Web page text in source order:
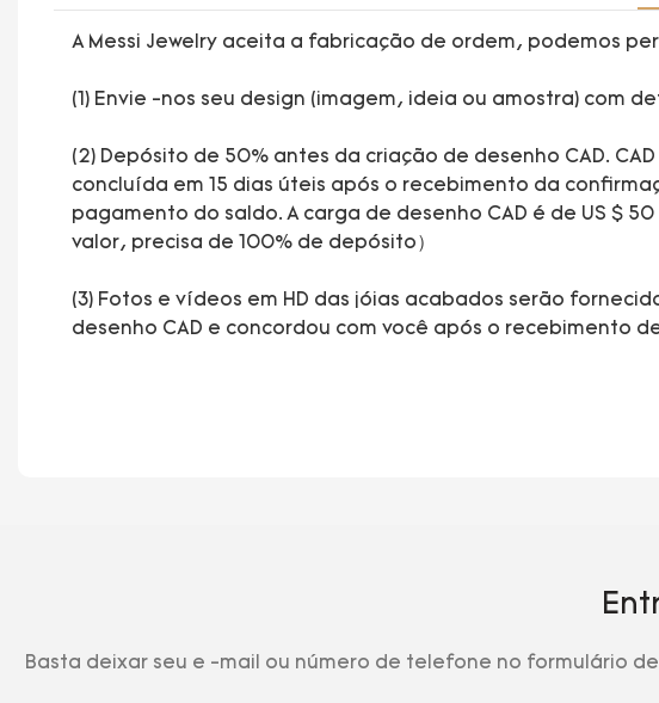
A Messi Jewelry aceita a fabricação de ordem, podemos
(1) Envie -nos seu design (imagem, ideia ou amostra) com
(2) Depósito de 50% antes da criação de desenho CAD.
concluída em 15 dias úteis após o recebimento da
pagamento do saldo. A carga de desenho CAD é de US $
valor, precisa de 100% de depósito）
(3) Fotos e vídeos em HD das jóias acabados serão
desenho CAD e concordou com você após o recebimento
Basta deixar seu e -mail ou número de telefone no formulário